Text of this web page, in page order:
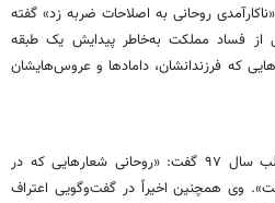
روحانی به اصلاحات ضربه زد» گفته
فساد مملکت به‌خاطر پیدایش یک طبقه
که فرزندانشان، دامادها و عروس‌هایشان
موسوی‌لاری، فعال سیاسی اصلاح‌طلب سال ۹۷ گفت: «روحانی شعارهایی که در
وی همچنین اخیراً در گفت‌وگویی اعتراف